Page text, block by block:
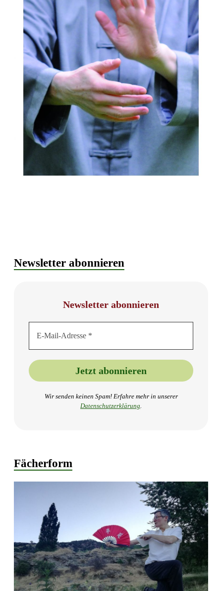
Newsletter abonnieren
Newsletter abonnieren
Wir senden keinen Spam! Erfahre mehr in unserer
Datenschutzerklärung
Fächerform